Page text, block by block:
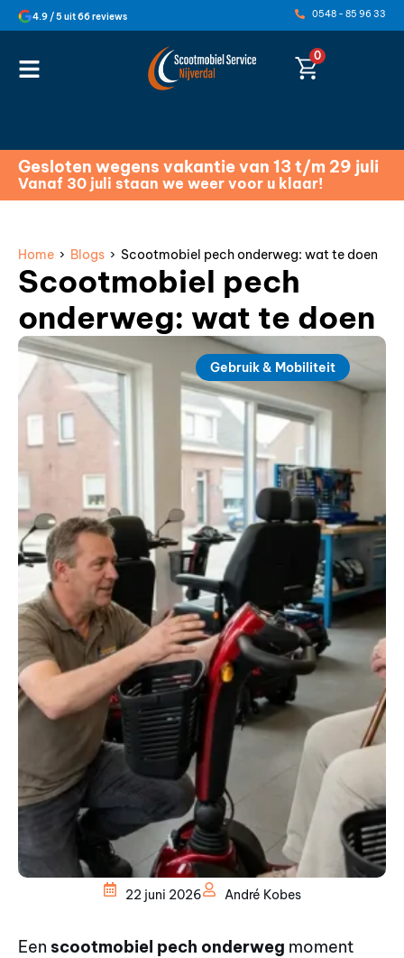
4.9 / 5 uit 66 reviews 0548 - 85 96 33
0
Gesloten wegens vakantie van 13 t/m 29 juli
Vanaf 30 juli staan we weer voor u klaar!
Home › Blogs › Scootmobiel pech onderweg: wat te doen
Scootmobiel pech
onderweg: wat te doen
Gebruik & Mobiliteit
22 juni 2026 André Kobes
Een scootmobiel pech onderweg moment